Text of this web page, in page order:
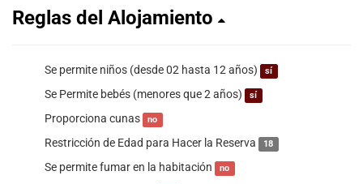
Reglas del Alojamiento
Se permite niños (desde 02 hasta 12 años) sí
Se Permite bebés (menores que 2 años) sí
Proporciona cunas no
Restricción de Edad para Hacer la Reserva 18
Se permite fumar en la habitación no